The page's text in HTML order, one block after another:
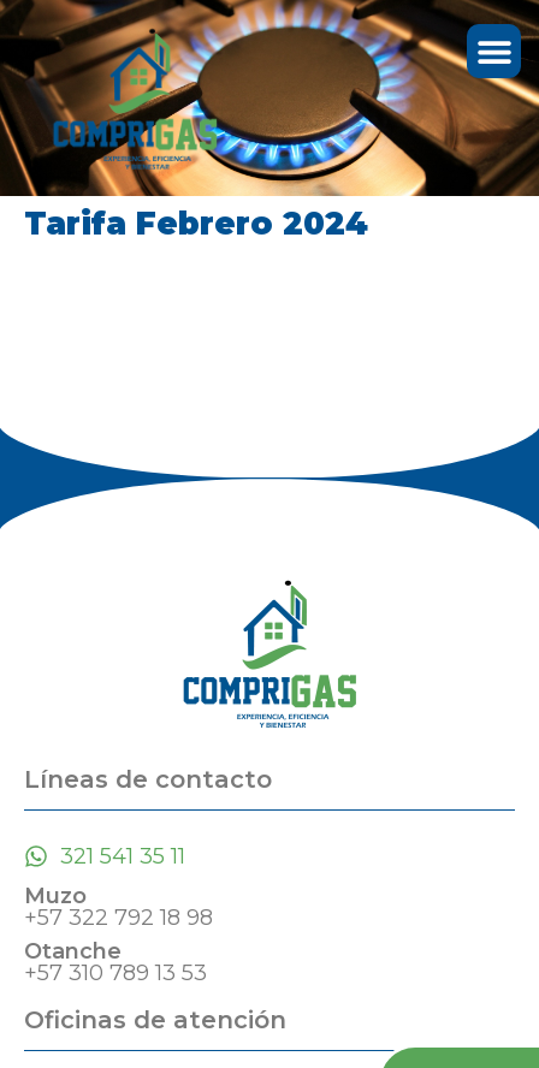
Tarifa Febrero 2024
Líneas de contacto
321 541 35 11
Muzo
+57 322 792 18 98
Otanche
+57 310 789 13 53
Oficinas de atención